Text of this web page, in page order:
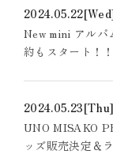
2024.05.22
New mini アル
約もスタート！！
2024.05.23[Thu]
UNO MISAKO
ッズ販売決定＆